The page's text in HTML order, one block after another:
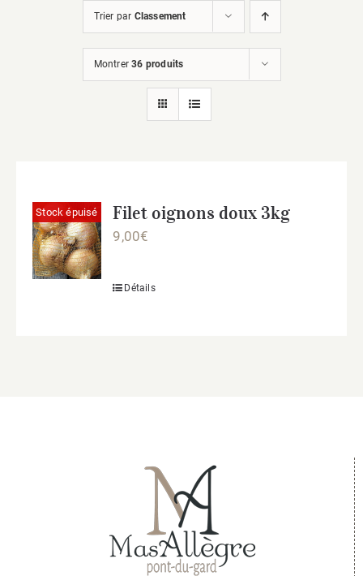
Trier par Classement
Montrer36 produits
Stock épuisé Filet oignons doux 3kg
9,00€
Détails